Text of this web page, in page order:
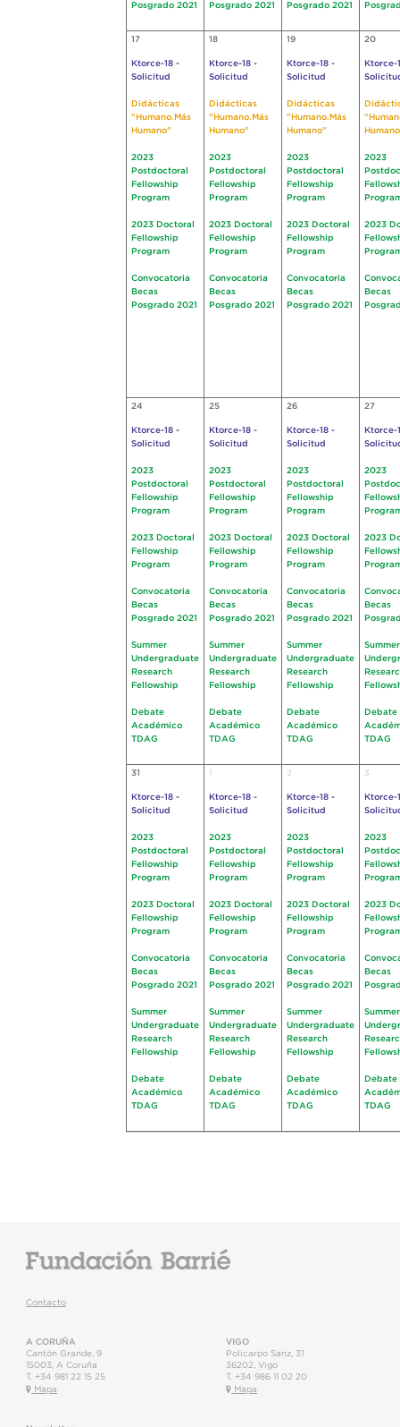
Posgrado 2021
Posgrado 2021
Posgrado 2021
17
Ktorce-18 -
Solicitud
Didácticas
"Humano.Más
Humano"
2023
Postdoctoral
Fellowship
Program
2023 Doctoral
Fellowship
Program
Convocatoria
Becas
Posgrado 2021
18
Ktorce-18 -
Solicitud
Didácticas
"Humano.Más
Humano"
2023
Postdoctoral
Fellowship
Program
2023 Doctoral
Fellowship
Program
Convocatoria
Becas
Posgrado 2021
19
Ktorce-18 -
Solicitud
Didácticas
"Humano.Más
Humano"
2023
Postdoctoral
Fellowship
Program
2023 Doctoral
Fellowship
Program
Convocatoria
Becas
Posgrado 2021
20
Ktorce-
2023
2023
Becas
24
Ktorce-18 -
Solicitud
2023
Postdoctoral
Fellowship
Program
2023 Doctoral
Fellowship
Program
Convocatoria
Becas
Posgrado 2021
Summer
Undergraduate
Research
Fellowship
Debate
Académico
TDAG
25
Ktorce-18 -
Solicitud
2023
Postdoctoral
Fellowship
Program
2023 Doctoral
Fellowship
Program
Convocatoria
Becas
Posgrado 2021
Summer
Undergraduate
Research
Fellowship
Debate
Académico
TDAG
26
Ktorce-18 -
Solicitud
2023
Postdoctoral
Fellowship
Program
2023 Doctoral
Fellowship
Program
Convocatoria
Becas
Posgrado 2021
Summer
Undergraduate
Research
Fellowship
Debate
Académico
TDAG
27
Ktorce-
2023
2023
Becas
Summer
Debate
TDAG
31
Ktorce-18 -
Solicitud
2023
Postdoctoral
Fellowship
Program
2023 Doctoral
Fellowship
Program
Convocatoria
Becas
Posgrado 2021
Summer
Undergraduate
Research
Fellowship
Debate
Académico
TDAG
Ktorce-18 -
Solicitud
2023
Postdoctoral
Fellowship
Program
2023 Doctoral
Fellowship
Program
Convocatoria
Becas
Posgrado 2021
Summer
Undergraduate
Research
Fellowship
Debate
Académico
TDAG
2
Ktorce-18 -
Solicitud
2023
Postdoctoral
Fellowship
Program
2023 Doctoral
Fellowship
Program
Convocatoria
Becas
Posgrado 2021
Summer
Undergraduate
Research
Fellowship
Debate
Académico
TDAG
3
Ktorce-
2023
2023
Becas
Summer
Debate
TDAG
Contacto
A CORUÑA
Cantón Grande, 9
15003
A Coruña
T. +34 981 22 15 25
Mapa
VIGO
Policarpo Sanz, 31
36202 Vigo
T. +34 986 11 02 20
Mapa